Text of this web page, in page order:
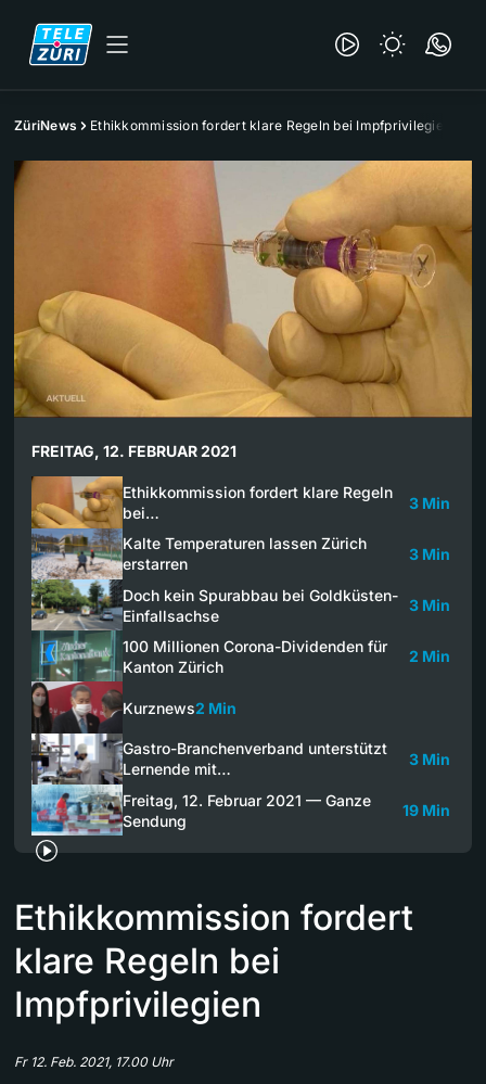
ZüriNews Ethikkommission fordert klare Regeln bei Impfprivilegien
FREITAG, 12. FEBRUAR 2021
Ethikkommission fordert klare Regeln
bei…
3 Min
Kalte Temperaturen lassen Zürich
erstarren
3 Min
Doch kein Spurabbau bei Goldküsten-
Einfallsachse
3 Min
100 Millionen Corona-Dividenden für
Kanton Zürich
2 Min
Kurznews2 Min
Gastro-Branchenverband unterstützt
Lernende mit…
3 Min
Freitag, 12. Februar 2021 — Ganze
Sendung
19 Min
Ethikkommission fordert
klare Regeln bei
Impfprivilegien
Fr 12. Feb. 2021, 17.00 Uhr